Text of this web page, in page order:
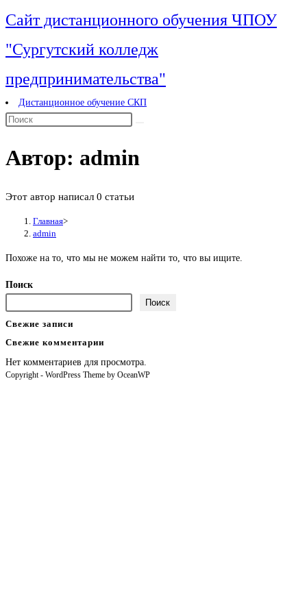
Перейти
к
содержимому
Сайт дистанционного обучения ЧПОУ
"Сургутский колледж
предпринимательства"
Дистанционное обучение СКП
Автор: admin
Этот автор написал 0 статьи
Главная>
admin
Похоже на то, что мы не можем найти то, что вы ищите.
Поиск
Поиск
Свежие записи
Свежие комментарии
Нет комментариев для просмотра.
Copyright - WordPress Theme by OceanWP